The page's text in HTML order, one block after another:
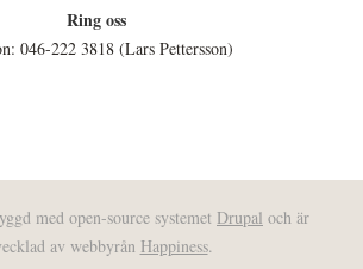
Ring oss
046-222 3818 (Lars Pettersson)
med open-source systemet Drupal och är
av webbyrån Happiness.